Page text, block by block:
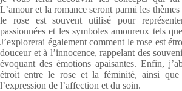
L’amour et la romance seront parmi les
le rose est souvent utilisé pour
passionnées et les symboles amoureux tels
J’explorerai également comment le rose est
douceur et à l’innocence, rappelant des
évoquant des émotions apaisantes. Enfin,
étroit entre le rose et la féminité, ainsi que
l’expression de l’affection et du soin.